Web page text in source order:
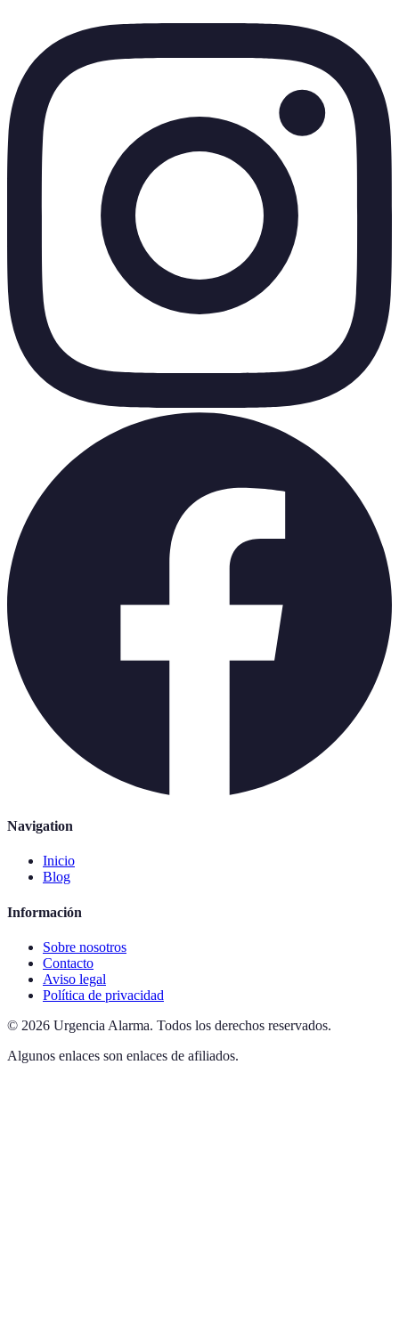
Navigation
Inicio
Blog
Información
Sobre nosotros
Contacto
Aviso legal
Política de privacidad
© 2026 Urgencia Alarma. Todos los derechos reservados.
Algunos enlaces son enlaces de afiliados.